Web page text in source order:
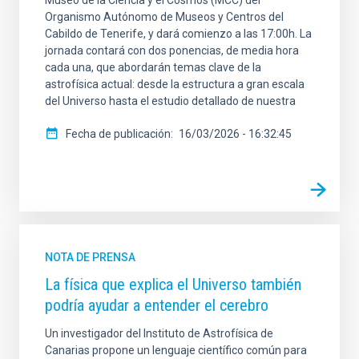
Organismo Autónomo de Museos y Centros del
Cabildo de Tenerife, y dará comienzo a las 17:00h. La
jornada contará con dos ponencias, de media hora
cada una, que abordarán temas clave de la
astrofísica actual: desde la estructura a gran escala
del Universo hasta el estudio detallado de nuestra
Fecha de publicación 16/03/2026 - 16:32:45
NOTA DE PRENSA
La física que explica el Universo también
podría ayudar a entender el cerebro
Un investigador del Instituto de Astrofísica de
Canarias propone un lenguaje científico común para